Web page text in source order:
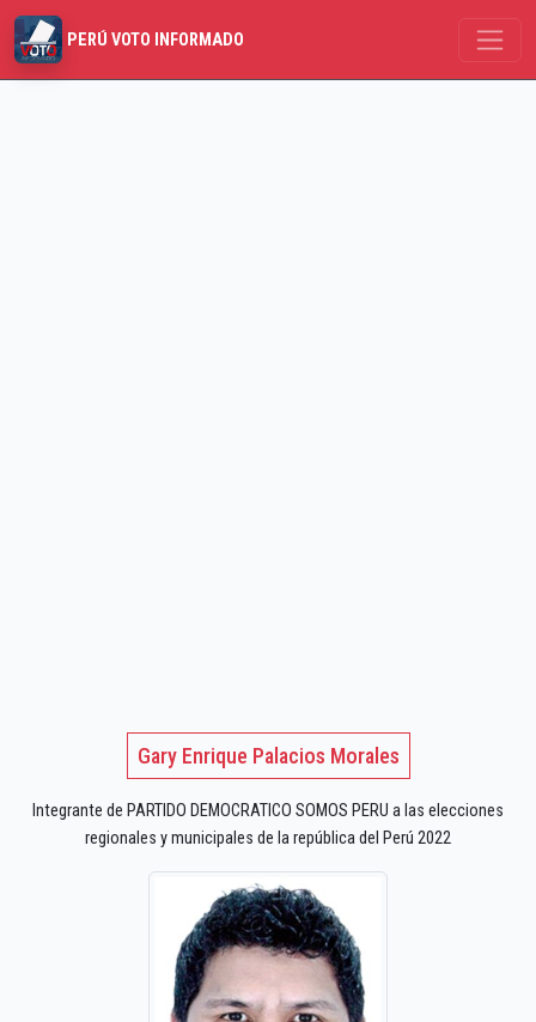
PERÚ VOTO INFORMADO
Gary Enrique Palacios Morales
Integrante de PARTIDO DEMOCRATICO SOMOS PERU a las elecciones
regionales y municipales de la república del Perú 2022